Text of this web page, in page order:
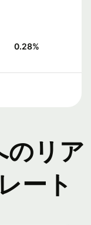
0.28%
のリア
ート